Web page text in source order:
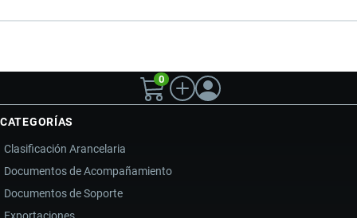
0
CATEGORÍAS
Clasificación Arancelaria
Documentos de Acompañamiento
Documentos de Soporte